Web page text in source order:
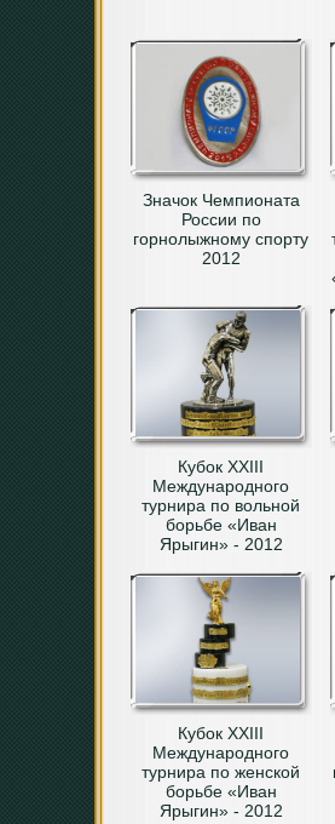
Значок Чемпионата
России по
горнолыжному спорту
2012
Кубок XXIII
Международного
турнира по вольной
борьбе «Иван
Ярыгин» - 2012
Кубок XXIII
Международного
турнира по женской
борьбе «Иван
Ярыгин» - 2012